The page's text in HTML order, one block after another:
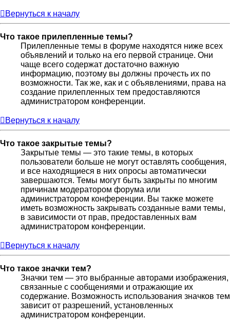
Вернуться к началу
Что такое прилепленные темы?
Прилепленные темы в форуме находятся ниже всех
объявлений и только на его первой странице. Они
чаще всего содержат достаточно важную
информацию, поэтому вы должны прочесть их по
возможности. Так же, как и с объявлениями, права на
создание прилепленных тем предоставляются
администратором конференции.
Вернуться к началу
Что такое закрытые темы?
Закрытые темы — это такие темы, в которых
пользователи больше не могут оставлять сообщения,
и все находящиеся в них опросы автоматически
завершаются. Темы могут быть закрыты по многим
причинам модератором форума или
администратором конференции. Вы также можете
иметь возможность закрывать созданные вами темы,
в зависимости от прав, предоставленных вам
администратором конференции.
Вернуться к началу
Что такое значки тем?
Значки тем — это выбранные авторами изображения,
связанные с сообщениями и отражающие их
содержание. Возможность использования значков тем
зависит от разрешений, установленных
администратором конференции.